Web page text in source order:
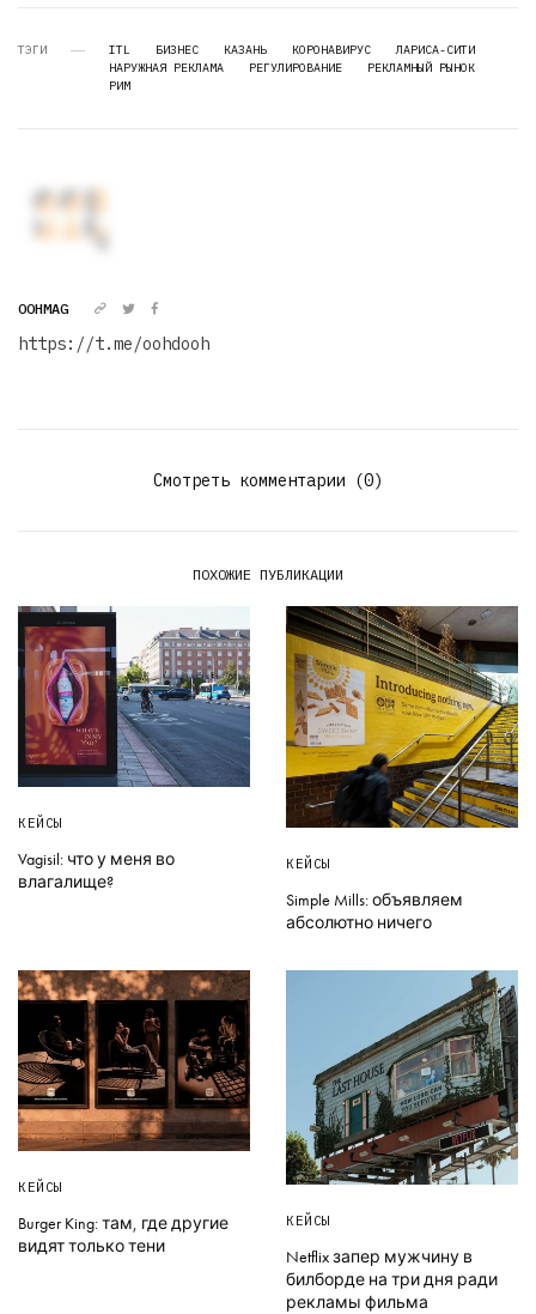
ТЭГИ ITL БИЗНЕС КАЗАНЬ КОРОНАВИРУС
ЛАРИСА-СИТИ
НАРУЖНАЯ РЕКЛАМА
РЕГУЛИРОВАНИЕ
РЕКЛАМНЫЙ РЫНОК
РИМ
OOHMAG
https://t.me/oohdooh
Смотреть комментарии (0)
ПОХОЖИЕ ПУБЛИКАЦИИ
КЕЙСЫ
Vagisil: что у меня во
влагалище?
КЕЙСЫ
Simple Mills: объявляем
абсолютно ничего
КЕЙСЫ
Burger King: там, где другие
видят только тени
КЕЙСЫ
Netflix запер мужчину в
билборде на три дня ради
рекламы фильма